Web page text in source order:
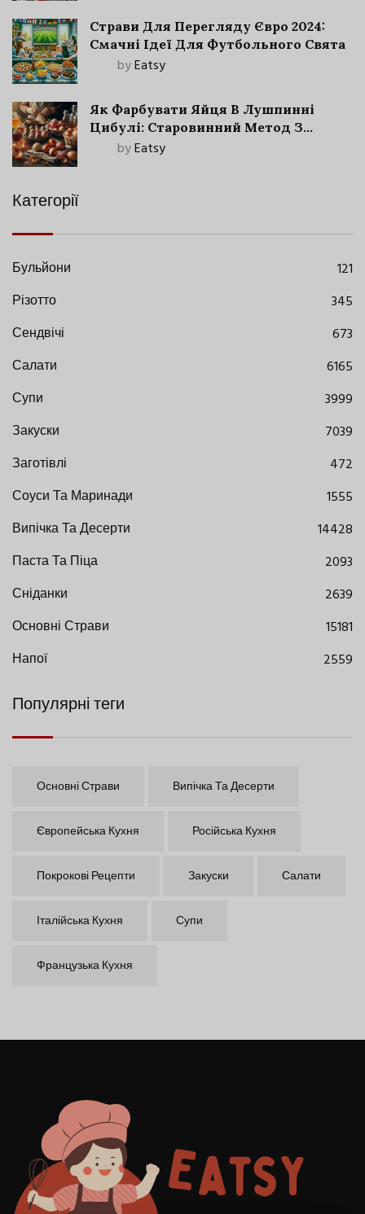
Страви Для Перегляду Євро 2024:
Смачні Ідеї Для Футбольного Свята
byEatsy
Як Фарбувати Яйця В Лушпинні
Цибулі: Старовинний Метод З
Сучасними Нюансами
byEatsy
Категорії
Бульйони
121
Різотто
345
Сендвічі
673
Салати
6165
Супи
3999
Закуски
7039
Заготівлі
472
Соуси Та Маринади
1555
Випічка Та Десерти
14428
Паста Та Піца
2093
Сніданки
2639
Основні Страви
15181
Напої
2559
Популярні теги
Основні Страви Випічка Та Десерти
Європейська Кухня Російська Кухня
Покрокові Рецепти Закуски Салати
Італійська Кухня Супи
Французька Кухня